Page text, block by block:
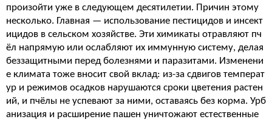
произойти уже в следующем десятилетии. Причин этому
несколько. Главная — использование пестицидов и инсект
ицидов в сельском хозяйстве. Эти химикаты отравляют пч
ёл напрямую или ослабляют их иммунную систему, делая
беззащитными перед болезнями и паразитами. Изменени
е климата тоже вносит свой вклад: из-за сдвигов температ
ур и режимов осадков нарушаются сроки цветения растен
ий, и пчёлы не успевают за ними, оставаясь без корма. Урб
анизация и расширение пашен уничтожают естественные